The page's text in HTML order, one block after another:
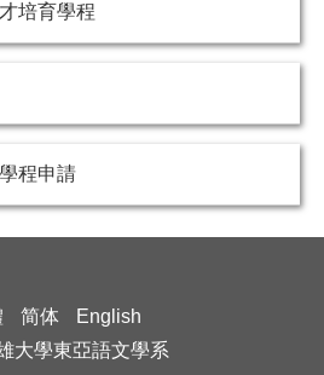
培育學程
程申請
简体
English
大學東亞語文學系